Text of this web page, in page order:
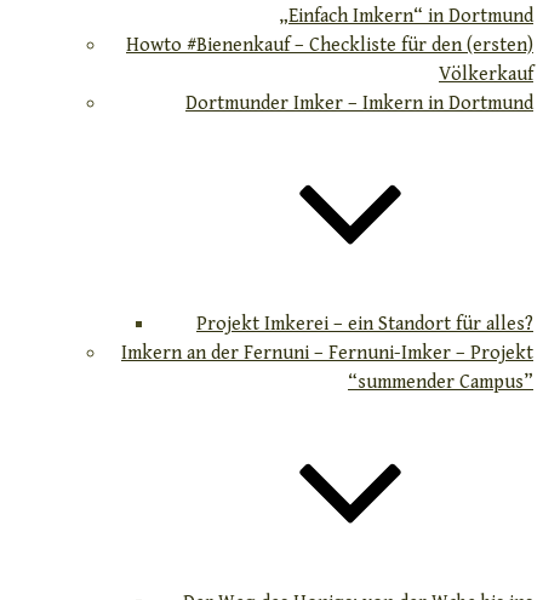
„Einfach Imkern“ in Dortmund
Howto #Bienenkauf – Checkliste für den (ersten)
Völkerkauf
Dortmunder Imker – Imkern in Dortmund
Projekt Imkerei – ein Standort für alles?
Imkern an der Fernuni – Fernuni-Imker – Projekt
“summender Campus”